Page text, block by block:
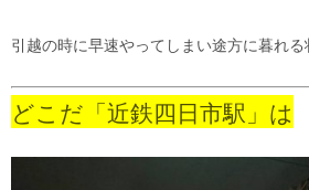
引越の時に早速やってしまい途方に暮れる
どこだ「近鉄四日市駅」は